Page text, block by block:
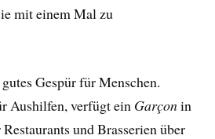
mit einem Mal zu
Gespür für Menschen.
Aushilfen, verfügt ein Garçonin
und Brasserien über